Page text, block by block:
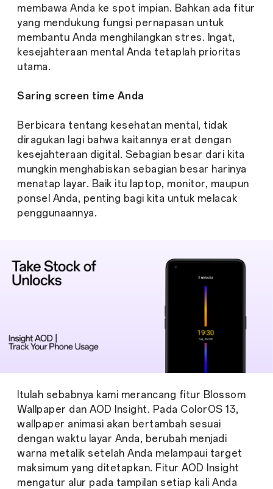
membawa Anda ke spot impian. Bahkan ada fitur
yang mendukung fungsi pernapasan untuk
membantu Anda menghilangkan stres. Ingat,
kesejahteraan mental Anda tetaplah prioritas
utama.
Saring screen time Anda
Berbicara tentang kesehatan mental, tidak
diragukan lagi bahwa kaitannya erat dengan
kesejahteraan digital. Sebagian besar dari kita
mungkin menghabiskan sebagian besar harinya
menatap layar. Baik itu laptop, monitor, maupun
ponsel Anda, penting bagi kita untuk melacak
penggunaannya.
Itulah sebabnya kami merancang fitur Blossom
Wallpaper dan AOD Insight. Pada ColorOS 13,
wallpaper animasi akan bertambah sesuai
dengan waktu layar Anda, berubah menjadi
warna metalik setelah Anda melampaui target
maksimum yang ditetapkan. Fitur AOD Insight
mengatur alur pada tampilan setiap kali Anda